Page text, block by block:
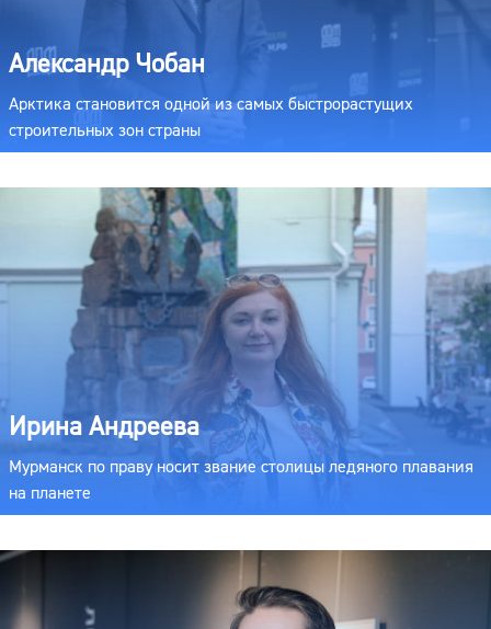
Александр Чобан
Арктика становится одной из самых быстрорастущих
строительных зон страны
Ирина Андреева
Мурманск по праву носит звание столицы ледяного плавания
на планете